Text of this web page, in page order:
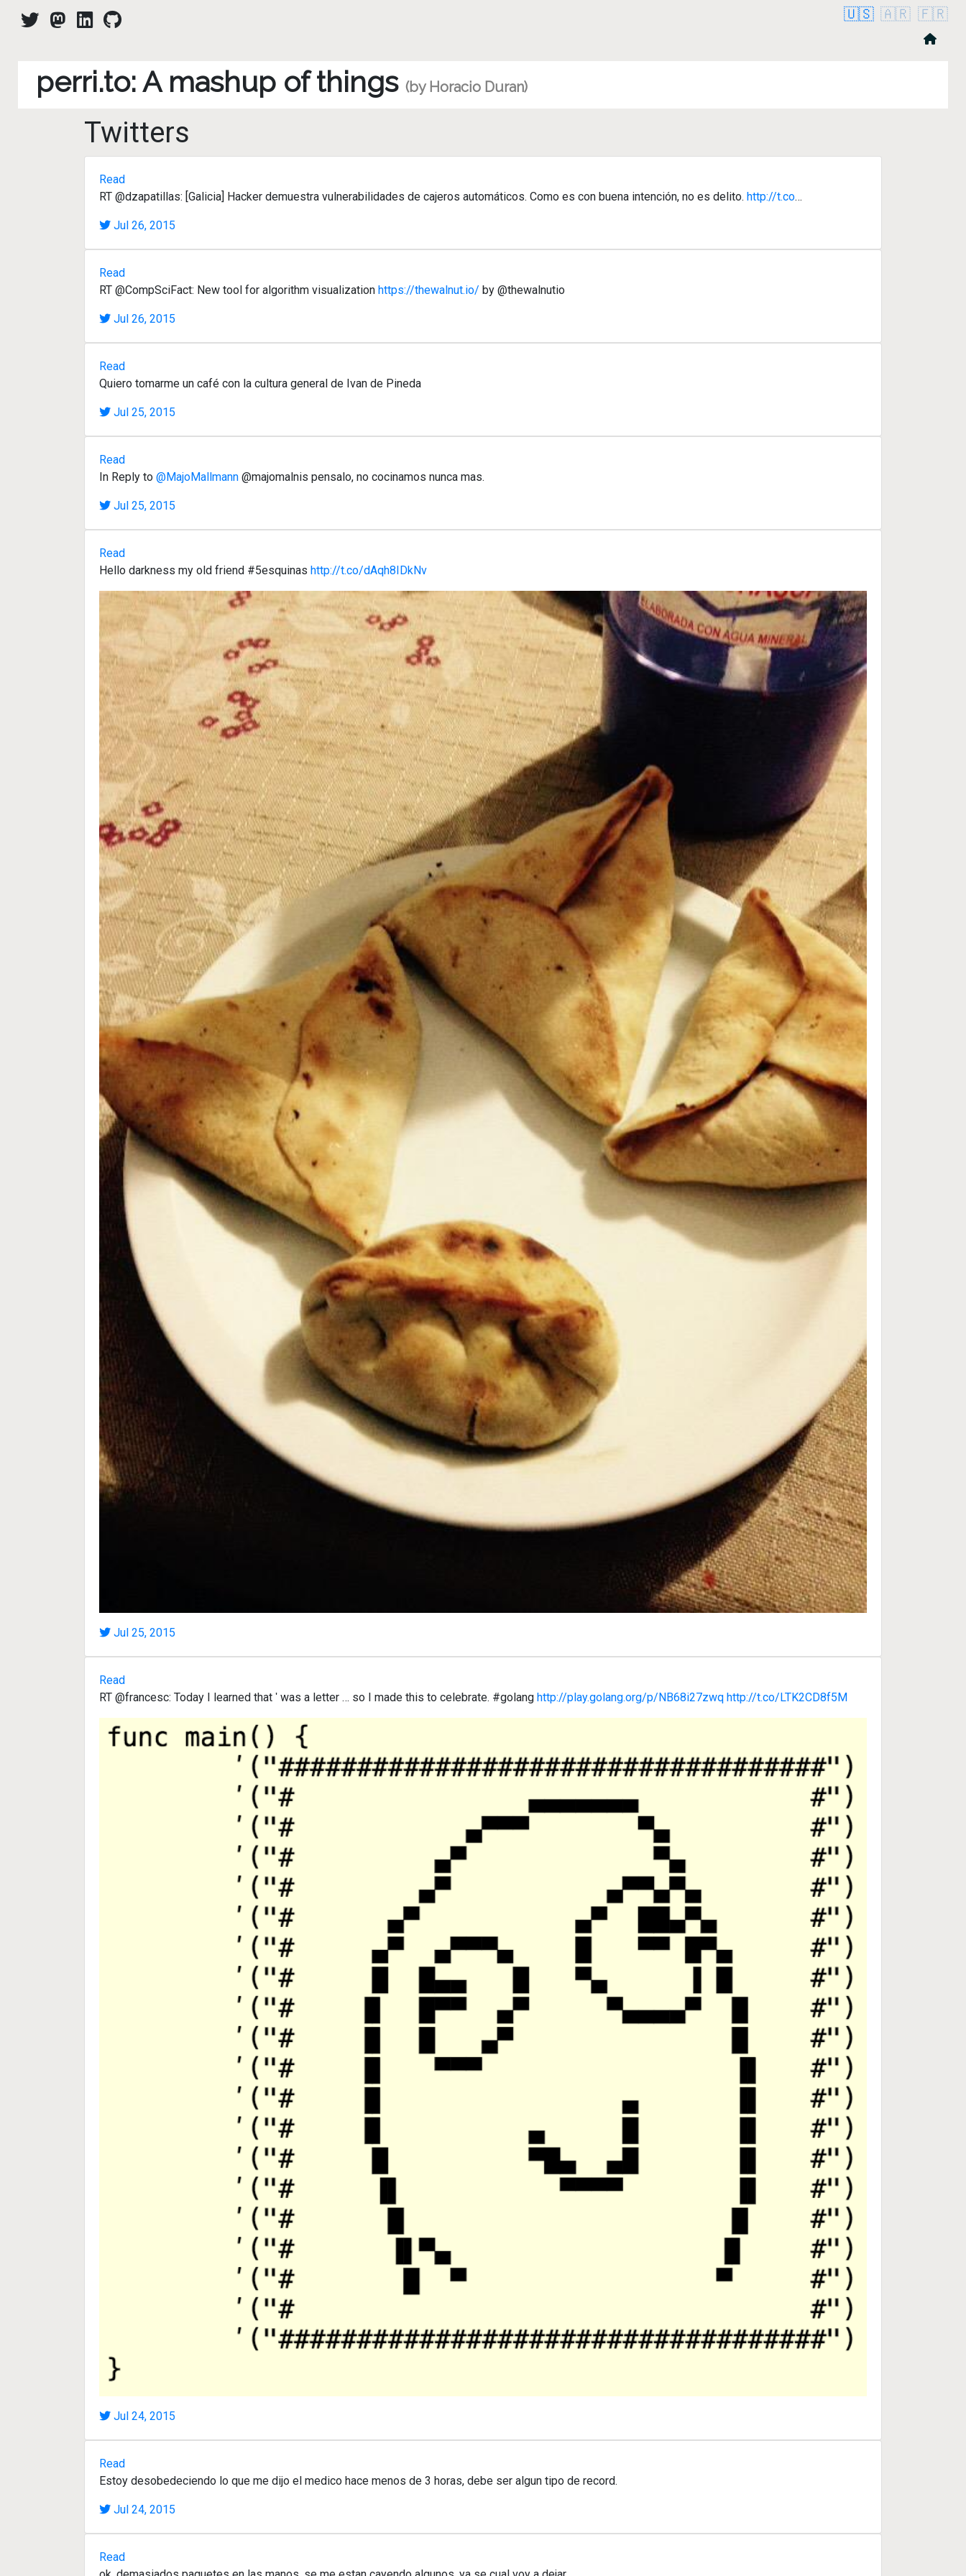
🇺🇸 🇦🇷 🇫🇷
perri.to: A mashup of things (by Horacio Duran)
Twitters
Read
RT @dzapatillas: [Galicia] Hacker demuestra vulnerabilidades de cajeros automáticos. Como es con buena intención, no es delito. http://t.co…
Jul 26, 2015
Read
RT @CompSciFact: New tool for algorithm visualization https://thewalnut.io/ by @thewalnutio
Jul 26, 2015
Read
Quiero tomarme un café con la cultura general de Ivan de Pineda
Jul 25, 2015
Read
In Reply to @MajoMallmann @majomalnis pensalo, no cocinamos nunca mas.
Jul 25, 2015
Read
Hello darkness my old friend #5esquinas http://t.co/dAqh8IDkNv
Jul 25, 2015
Read
RT @francesc: Today I learned that ʹ was a letter … so I made this to celebrate. #golang http://play.golang.org/p/NB68i27zwq http://t.co/LTK2CD8f5M
Jul 24, 2015
Read
Estoy desobedeciendo lo que me dijo el medico hace menos de 3 horas, debe ser algun tipo de record.
Jul 24, 2015
Read